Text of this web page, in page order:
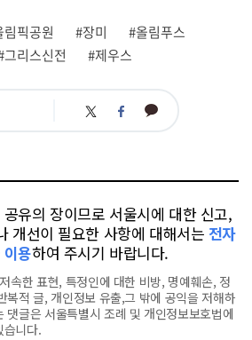
림픽공원 #장미
#올림푸스
그리스신전 #제우스
트 페 카
유의 장이므로 서울시에 대한 신고,
개선이 필요한 사항에 대해서는 전자
이용하여 주시기 바랍니다.
속한 표현, 특정인에 대한 비방, 명예훼손, 정
복적 글, 개인정보 유출,그 밖에 공익을 저해하
댓글은 서울특별시 조례 및 개인정보보호법에
습니다.